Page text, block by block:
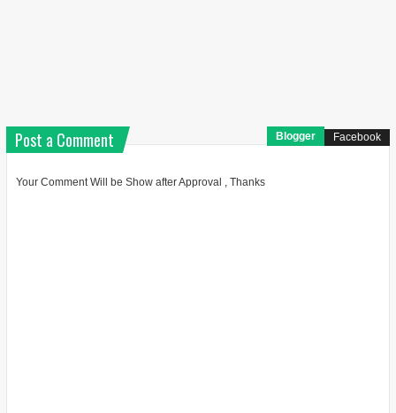
Post a Comment Blogger Facebook
Your Comment Will be Show after Approval , Thanks